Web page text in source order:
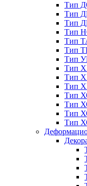
Тип
Тип
Тип
Тип
Тип
Тип
Тип
Тип
Тип
Тип
Тип
Тип
Тип
Тип